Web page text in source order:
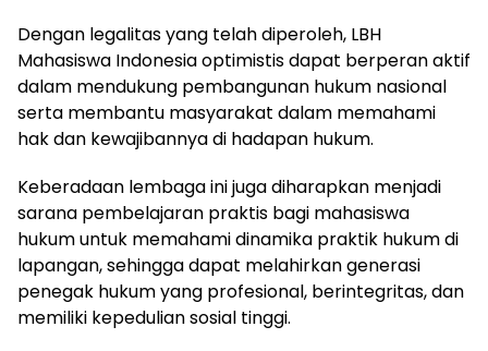
Dengan legalitas yang telah diperoleh, LBH
Mahasiswa Indonesia optimistis dapat berperan aktif
dalam mendukung pembangunan hukum nasional
serta membantu masyarakat dalam memahami
hak dan kewajibannya di hadapan hukum.
Keberadaan lembaga ini juga diharapkan menjadi
sarana pembelajaran praktis bagi mahasiswa
hukum untuk memahami dinamika praktik hukum di
lapangan, sehingga dapat melahirkan generasi
penegak hukum yang profesional, berintegritas, dan
memiliki kepedulian sosial tinggi.